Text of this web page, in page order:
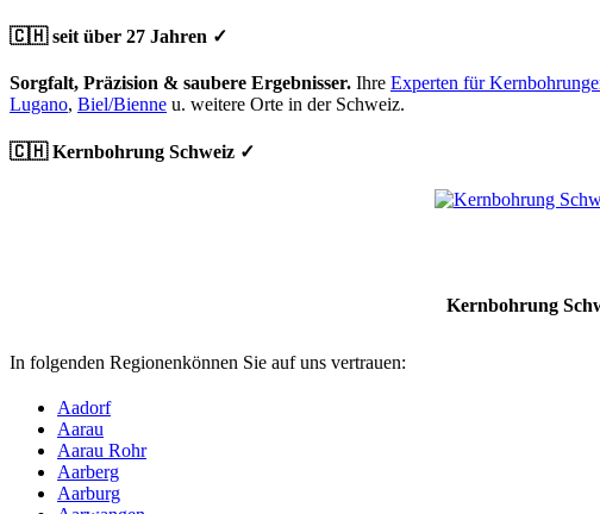
🇨🇭 seit über 27 Jahren ✓
Sorgfalt, Präzision & saubere Ergebnisser. Ihre Experten für
Lugano, Biel/Bienne u. weitere Orte in der Schweiz.
🇨🇭 Kernbohrung Schweiz ✓
Kernbohrung
In folgenden Regionenkönnen Sie auf uns vertrauen:
Aadorf
Aarau
Aarau Rohr
Aarberg
Aarburg